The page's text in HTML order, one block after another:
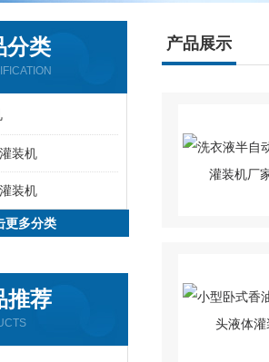
分类
装机
装机
更多分类
推荐
产品展示